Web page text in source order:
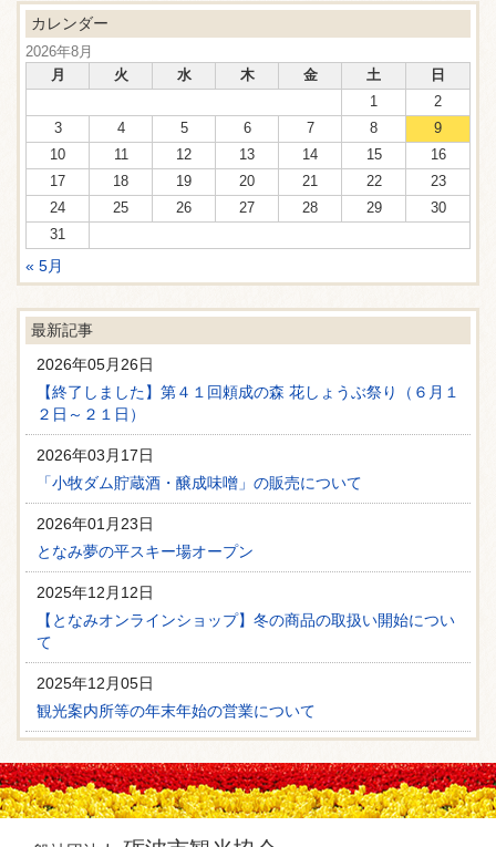
カレンダー
2026年8月
月
火 水 木 金 土
日
1
2
3
4 5 6 7 8
9
10
11 12 13 14 15
16
17
18 19 20 21 22
23
24
25 26 27 28 29
30
31
« 5月
最新記事
2026年05月26日
【終了しました】第４１回頼成の森 花しょうぶ祭り（６月１
２日～２１日）
2026年03月17日
「小牧ダム貯蔵酒・醸成味噌」の販売について
2026年01月23日
となみ夢の平スキー場オープン
2025年12月12日
【となみオンラインショップ】冬の商品の取扱い開始につい
て
2025年12月05日
観光案内所等の年末年始の営業について